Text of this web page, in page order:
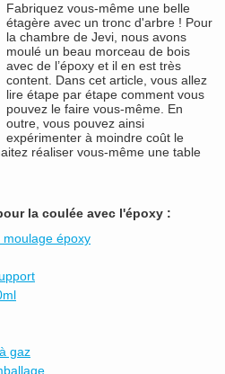
Fabriquez vous-même une belle
étagère avec un tronc d'arbre ! Pour
la chambre de Jevi, nous avons
moulé un beau morceau de bois
avec de l’époxy et il en est très
content. Dans cet article, vous allez
lire étape par étape comment vous
pouvez le faire vous-même. En
outre, vous pouvez ainsi
expérimenter à moindre coût le
réaliser vous-même une table
la coulée avec l'époxy :
moulage époxy
gaz